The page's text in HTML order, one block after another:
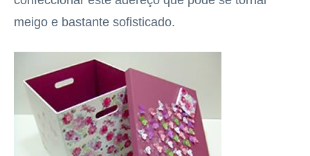
meigo e bastante sofisticado.